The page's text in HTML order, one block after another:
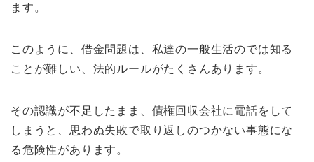
ます。
このように、借金問題は、私達の一般生活のでは知る
ことが難しい、法的ルールがたくさんあります。
その認識が不足したまま、債権回収会社に電話をして
しまうと、思わぬ失敗で取り返しのつかない事態にな
る危険性があります。